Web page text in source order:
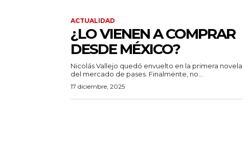
ACTUALIDAD
¿LO VIENEN A COMPRAR
DESDE MÉXICO?
Nicolás Vallejo quedó envuelto en la primera novela
del mercado de pases. Finalmente, no...
17 diciembre, 2025